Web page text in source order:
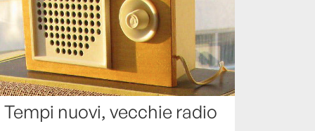
Tempi nuovi, vecchie radio